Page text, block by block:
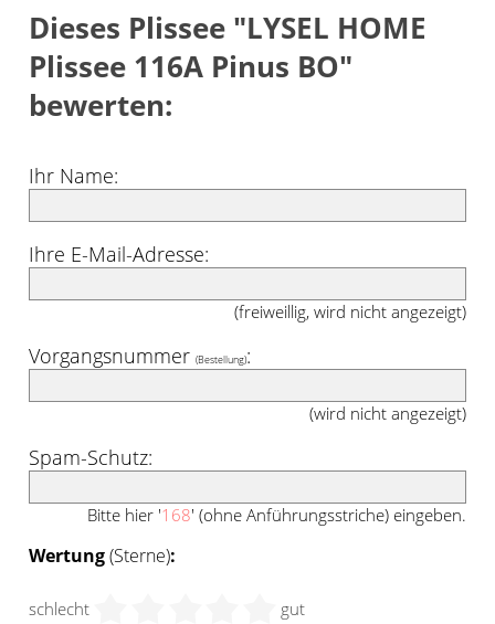
Dieses Plissee "LYSEL HOME
Plissee 116A Pinus BO"
bewerten:
Ihr Name:
Ihre E-Mail-Adresse:
(freiweillig, wird nicht angezeigt)
Vorgangsnummer(Bestellung):
(wird nicht angezeigt)
Spam-Schutz:
Bitte hier '168' (ohne Anführungsstriche) eingeben.
Wertung(Sterne):
schlecht gut